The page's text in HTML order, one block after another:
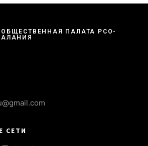
ОБЩЕСТВЕННАЯ ПАЛАТА РСО-
АЛАНИЯ
СЕТИ